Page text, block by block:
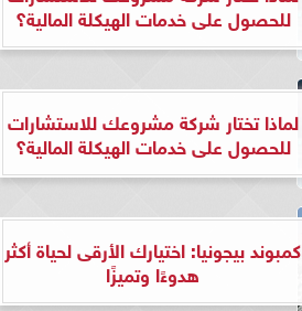
للحصول على خدمات الهيكلة المالية؟
لماذا تختار شركة مشروعك للاستشارات
للحصول على خدمات الهيكلة المالية؟
كمبوند بيجونيا: اختيارك الأرقى لحياة أكثر
هدوءًا وتميزًا